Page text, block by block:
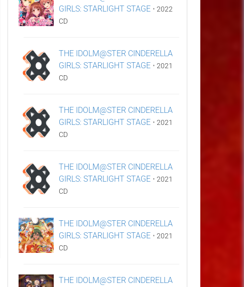
GIRLS: STARLIGHT STAGE • 2022
CD
THE IDOLM@STER CINDERELLA
GIRLS: STARLIGHT STAGE • 2021
CD
THE IDOLM@STER CINDERELLA
GIRLS: STARLIGHT STAGE • 2021
CD
THE IDOLM@STER CINDERELLA
GIRLS: STARLIGHT STAGE • 2021
CD
THE IDOLM@STER CINDERELLA
GIRLS: STARLIGHT STAGE • 2021
CD
THE IDOLM@STER CINDERELLA